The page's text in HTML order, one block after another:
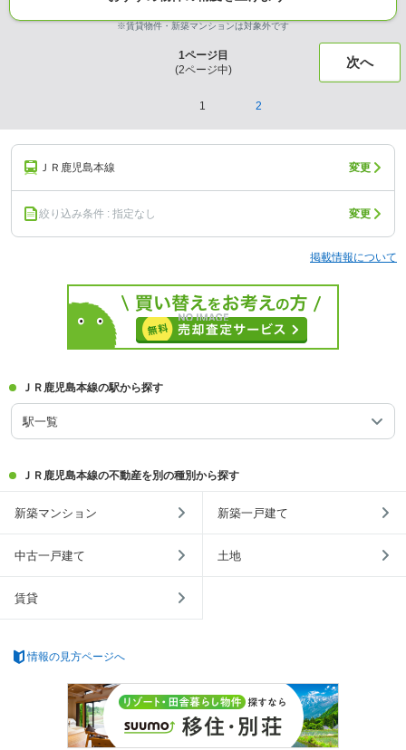
※賃貸物件・新築マンションは対象外です
1ページ目
(2ページ中) 次へ
1 2
ＪＲ鹿児島本線 変更
絞り込み条件 : 指定なし 変更
掲載情報について
ＪＲ鹿児島本線の駅から探す
駅一覧
ＪＲ鹿児島本線の不動産を別の種別から探す
新築マンション 新築一戸建て
中古一戸建て 土地
賃貸
情報の見方ページへ